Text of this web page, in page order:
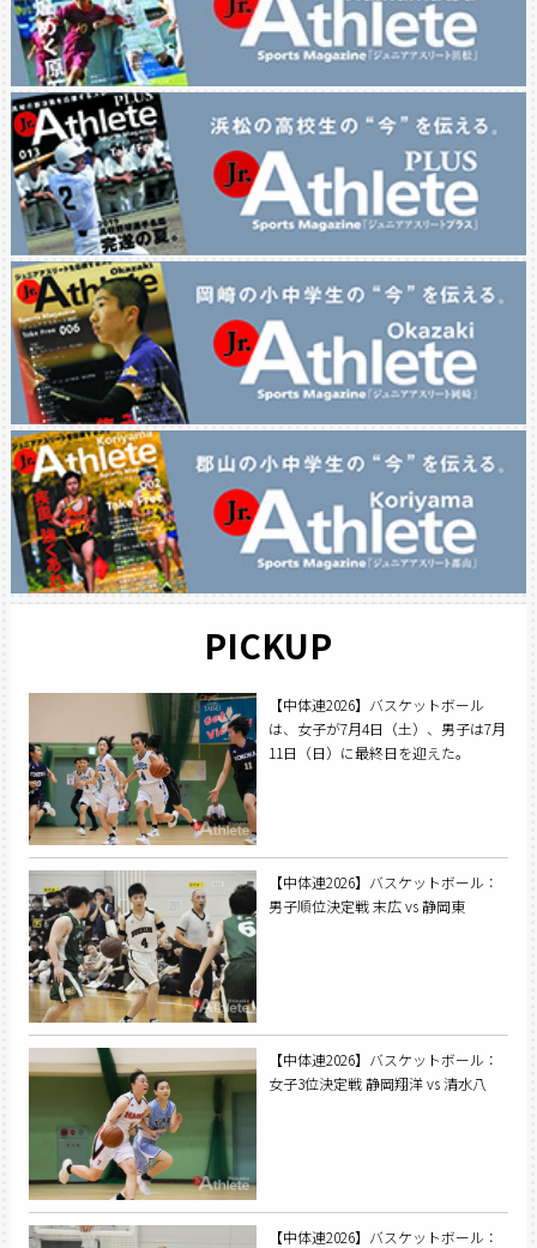
PICKUP
【中体連2026】バスケットボール
は、女子が7月4日（土）、男子は7月
11日（日）に最終日を迎えた。
【中体連2026】バスケットボール：
男子順位決定戦 末広 vs 静岡東
【中体連2026】バスケットボール：
女子3位決定戦 静岡翔洋 vs 清水八
【中体連2026】バスケットボール：